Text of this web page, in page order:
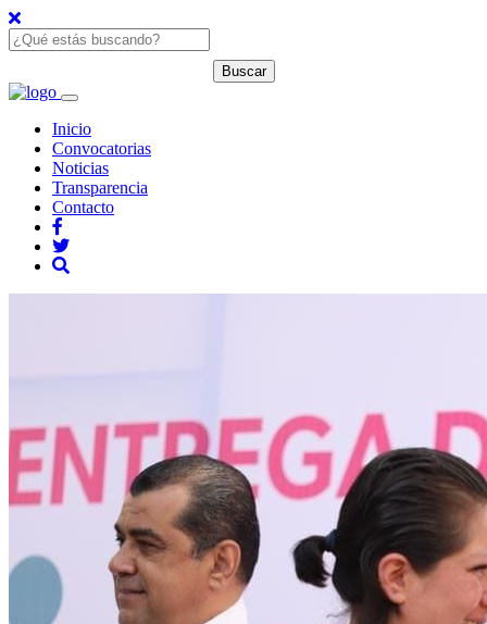
Inicio
Convocatorias
Noticias
Transparencia
Contacto